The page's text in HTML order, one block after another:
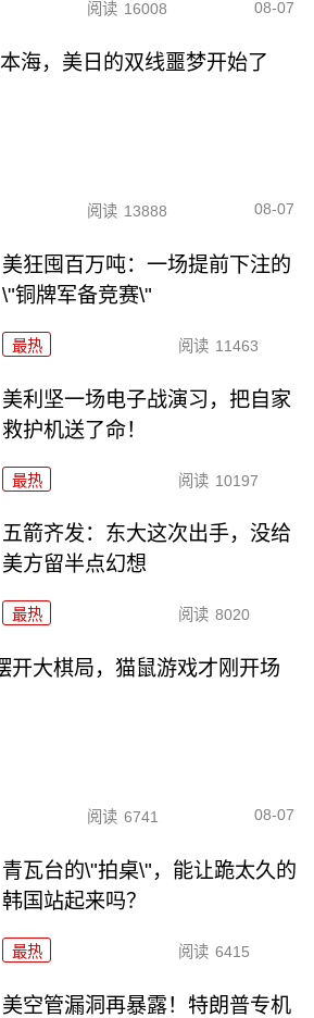
阅读 16008 08-07
海，美日的双线噩梦开始了
阅读 13888 08-07
美狂囤百万吨：一场提前下注的
\"铜牌军备竞赛\"
最热 阅读 11463
美利坚一场电子战演习，把自家
救护机送了命！
最热 阅读 10197
五箭齐发：东大这次出手，没给
美方留半点幻想
最热 阅读 8020
开大棋局，猫鼠游戏才刚开场
阅读 6741 08-07
青瓦台的\"拍桌\"，能让跪太久的
韩国站起来吗？
最热 阅读 6415
美空管漏洞再暴露！特朗普专机